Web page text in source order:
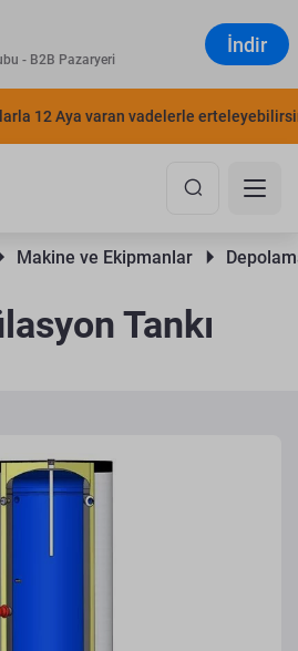
- B2B Pazaryeri
İndir
12 Aya varan vadelerle
Makine ve Ekipmanlar
Tankı